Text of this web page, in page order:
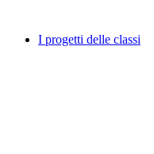
I progetti delle classi